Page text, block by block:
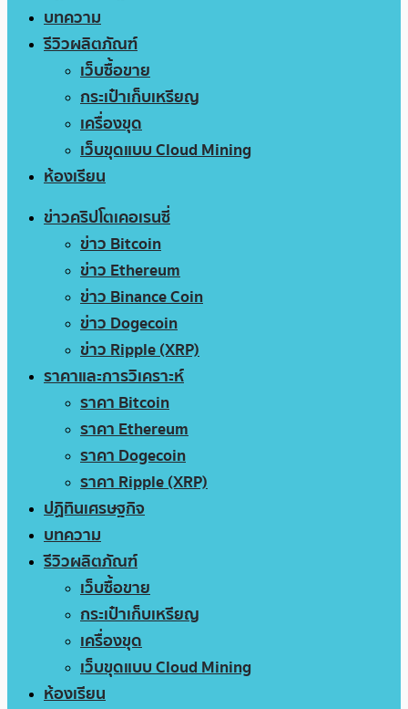
บทความ
รีวิวผลิตภัณฑ์
เว็บซื้อขาย
กระเป๋าเก็บเหรียญ
เครื่องขุด
เว็บขุดแบบ Cloud Mining
ห้องเรียน
ข่าวคริปโตเคอเรนซี่
ข่าว Bitcoin
ข่าว Ethereum
ข่าว Binance Coin
ข่าว Dogecoin
ข่าว Ripple (XRP)
ราคาและการวิเคราะห์
ราคา Bitcoin
ราคา Ethereum
ราคา Dogecoin
ราคา Ripple (XRP)
ปฏิทินเศรษฐกิจ
บทความ
รีวิวผลิตภัณฑ์
เว็บซื้อขาย
กระเป๋าเก็บเหรียญ
เครื่องขุด
เว็บขุดแบบ Cloud Mining
ห้องเรียน